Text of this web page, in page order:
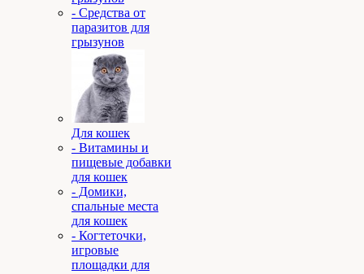
- Средства от
паразитов для
грызунов
Для кошек
- Витамины и
пищевые добавки
для кошек
- Домики,
спальные места
для кошек
- Когтеточки,
игровые
площадки для